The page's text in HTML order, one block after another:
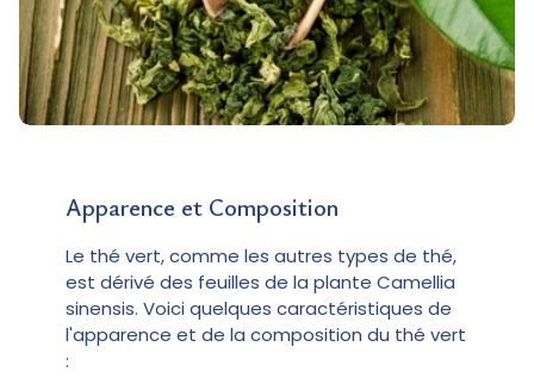
Apparence et Composition
Le thé vert, comme les autres types de thé,
est dérivé des feuilles de la plante Camellia
sinensis. Voici quelques caractéristiques de
l'apparence et de la composition du thé vert
: